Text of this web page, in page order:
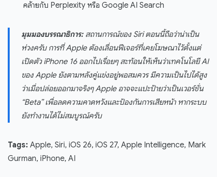
คล้ายกับ Perplexity หรือ Google AI Search
มุมมองบรรณาธิการ:สถานการณ์ของ Siri ตอนนี้ถือว่าน่าเป็น
ห่วงครับ การที่ Apple ต้องเลื่อนฟีเจอร์ที่เคยโฆษณาไว้ตั้งแต่
เปิดตัว iPhone 16 ออกไปเรื่อยๆ สะท้อนให้เห็นว่าเทคโนโลยี AI
ของ Apple ยังตามหลังคู่แข่งอยู่พอสมควร มีความเป็นไปได้สูง
ว่าเมื่อปล่อยออกมาจริงๆ Apple อาจจะแปะป้ายว่าเป็นเวอร์ชั่น
“Beta” เพื่อลดความคาดหวังและป้องกันการเสียหน้า หากระบบ
ยังทำงานได้ไม่สมบูรณ์ครับ
Tags: Apple, Siri, iOS 26, iOS 27, Apple Intelligence, Mark
Gurman, iPhone, AI